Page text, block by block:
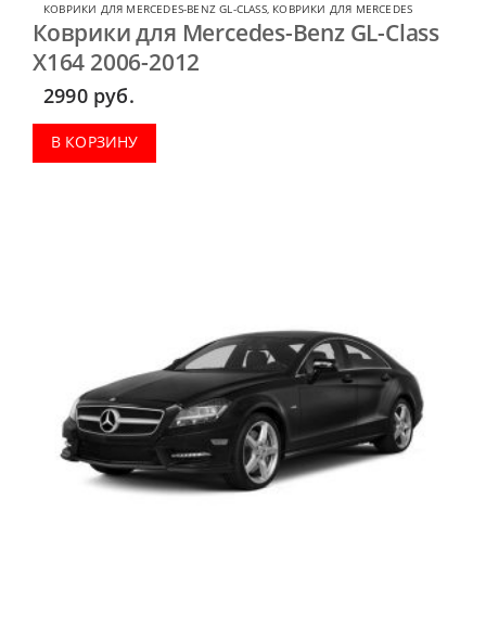
КОВРИКИ ДЛЯ MERCEDES-BENZ GL-CLASS, КОВРИКИ ДЛЯ MERCEDES
Коврики для Mercedes-Benz GL-Class
X164 2006-2012
2990 руб.
В КОРЗИНУ